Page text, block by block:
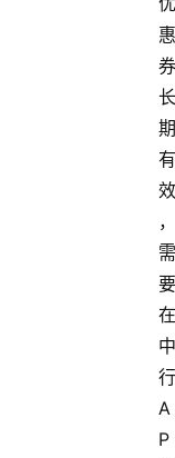
惠
券
长
期
有
效
，
需
要
在
中
行
A
P